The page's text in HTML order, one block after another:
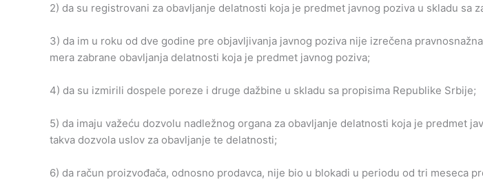
2) da su registrovani za obavljanje delatnosti koja je predmet javnog poziva u skladu sa
3) da im u roku od dve godine pre objavljivanja javnog poziva nije izrečena
mera zabrane obavljanja delatnosti koja je predmet javnog poziva;
4) da su izmirili dospele poreze i druge dažbine u skladu sa propisima Republike Srbije;
5) da imaju važeću dozvolu nadležnog organa za obavljanje delatnosti koja je predmet
takva dozvola uslov za obavljanje te delatnosti;
6) da račun proizvođača, odnosno prodavca, nije bio u blokadi u periodu od tri meseca